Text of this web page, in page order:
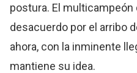
postura. El
desacuerdo por el arribo
ahora, con la inminente
mantiene su idea.